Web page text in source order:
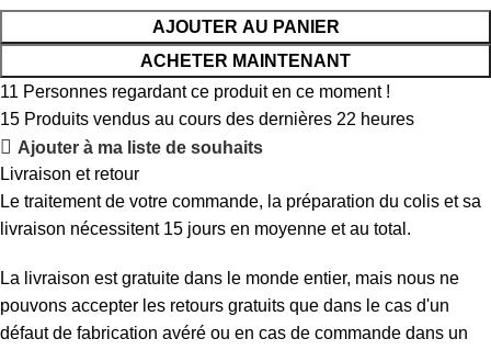
AJOUTER AU PANIER
ACHETER MAINTENANT
11 Personnes regardant ce produit en ce moment !
15 Produits vendus au cours des dernières 22 heures
Ajouter à ma liste de souhaits
Livraison et retour
Le traitement de votre commande, la préparation du colis et sa
livraison nécessitent 15 jours en moyenne et au total.
La livraison est gratuite dans le monde entier, mais nous ne
pouvons accepter les retours gratuits que dans le cas d'un
défaut de fabrication avéré ou en cas de commande dans un